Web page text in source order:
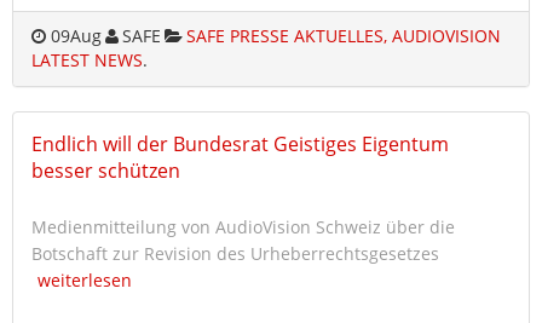
09Aug SAFE
SAFE PRESSE AKTUELLES, AUDIOVISION
LATEST NEWS.
Endlich will der Bundesrat Geistiges Eigentum
besser schützen
Medienmitteilung von AudioVision Schweiz über die
Botschaft zur Revision des Urheberrechtsgesetzes
weiterlesen